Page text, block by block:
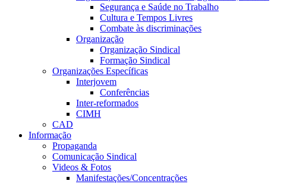
Segurança e Saúde no Trabalho
Cultura e Tempos Livres
Combate às discriminações
Organização
Organização Sindical
Formação Sindical
Organizações Específicas
Interjovem
Conferências
Inter-reformados
CIMH
CAD
Informação
Propaganda
Comunicação Sindical
Videos & Fotos
Manifestações/Concentrações